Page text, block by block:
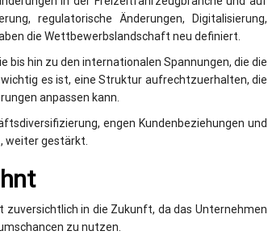
regulatorische Änderungen, Digitalisierung,
die Wettbewerbslandschaft neu definiert.
bis hin zu den internationalen Spannungen, die die
es ist, eine Struktur aufrechtzuerhalten, die
anpassen kann.
engen Kundenbeziehungen und
weiter gestärkt.
in die Zukunft, da das Unternehmen
zu nutzen.